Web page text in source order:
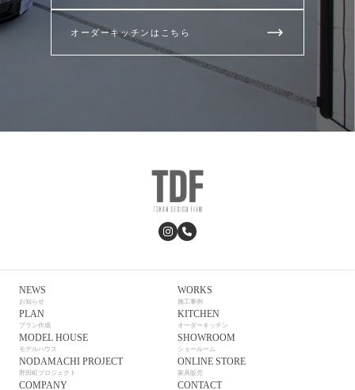
オーダーキッチンはこちら
NEWS
お知らせ
WORKS
施工事例
PLAN
プラン作成
KITCHEN
オーダーキッチン
MODEL HOUSE
モデルハウス
SHOWROOM
ショールーム
NODAMACHI PROJECT
野田町プロジェクト
ONLINE STORE
家具販売
COMPANY CONTACT